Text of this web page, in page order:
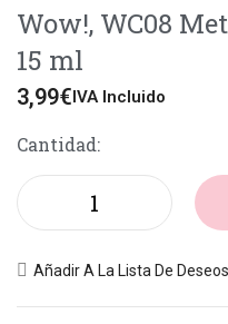
Wow!, WC08
15 ml
3,99€IVA Incluido
Cantidad:
Añadir A La Lista De Deseos